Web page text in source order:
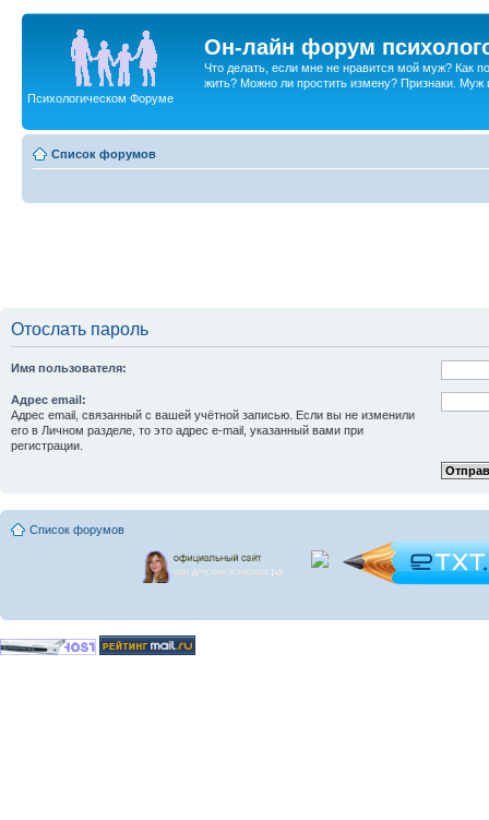
Он-лайн форум
Что делать, если мне не нравится мой муж? Как
жить? Можно ли простить измену? Признаки. Муж
Психологическом Форуме
Список форумов
Отослать пароль
Имя пользователя:
Адрес email:
Адрес email, связанный с вашей учётной записью. Если вы не изменили
его в Личном разделе, то это адрес e-mail, указанный вами при
регистрации.
Список форумов